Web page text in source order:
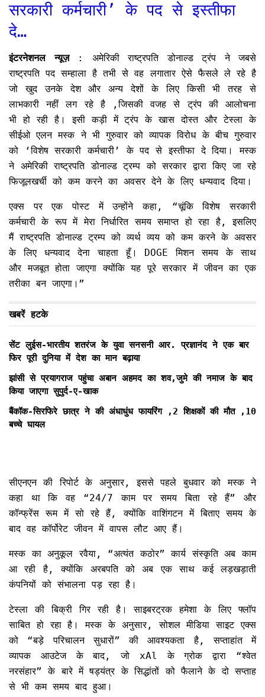
सरकारी कर्मचारी’ के पद से इस्तीफा
दे…
इंटरनेशनल न्यूज़: अमेरिकी राष्ट्रपति डोनाल्ड ट्रंप ने जबसे
राष्ट्रपति पद सम्हाला है तभी से वह लगातार ऐसे फैसले ले रहे है
जो खुद उनके देश और अन्य देशों के लिए किसी भी तरह से
लाभकारी नहीं लग रहे है ,जिसकी वजह से ट्रंप की आलोचना
भी हो रही है। इसी कड़ी में ट्रंप के खास दोस्त और टेस्ला के
सीईओ एलन मस्क ने भी गुरुवार को व्यापक विरोध के बीच गुरुवार
को ‘विशेष सरकारी कर्मचारी’ के पद से इस्तीफा दे दिया। मस्क
ने अमेरिकी राष्ट्रपति डोनाल्ड ट्रम्प को सरकार द्वारा किए जा रहे
फिजूलखर्ची को कम करने का अवसर देने के लिए धन्यवाद दिया।
एक्स पर एक पोस्ट में उन्होंने कहा, “चूंकि विशेष सरकारी
कर्मचारी के रूप में मेरा निर्धारित समय समाप्त हो रहा है, इसलिए
मैं राष्ट्रपति डोनाल्ड ट्रम्प को व्यर्थ व्यय को कम करने के अवसर
के लिए धन्यवाद देना चाहता हूँ। DOGE मिशन समय के साथ
और मजबूत होता जाएगा क्योंकि यह पूरे सरकार में जीवन का एक
तरीका बन जाएगा।”
खबरें हटके
सेंट लुईस-भारतीय शतरंज के युवा सनसनी आर. प्रज्ञानंद ने एक बार
फिर पूरी दुनिया में देश का मान बढ़ाया
झांसी से प्रयागराज पहुंचा अबान अहमद का शव,जुमे की नमाज के बाद
किया जाएगा सुपुर्द-ए-खाक
बैंकॉक-सिरफिरे छात्र ने की अंधाधुंध फायरिंग ,2 शिक्षकों की मौत ,10
बच्चे घायल
सीएनएन की रिपोर्ट के अनुसार, इससे पहले बुधवार को मस्क ने
कहा था कि वह “24/7 काम पर समय बिता रहे हैं” और
कॉन्फ्रेंस रूम में सो रहे हैं, क्योंकि वाशिंगटन में बिताए समय के
बाद वह कॉर्पोरेट जीवन में वापस लौट आए हैं।
मस्क का अनुकूल रवैया, “अत्यंत कठोर” कार्य संस्कृति अब काम
आ रही है, क्योंकि अरबपति को अब एक साथ कई लड़खड़ाती
कंपनियों को संभालना पड़ रहा है।
टेस्ला की बिक्री गिर रही है। साइबरट्रक हमेशा के लिए फ्लॉप
साबित हो रहा है। मस्क के अनुसार, सोशल मीडिया साइट एक्स
को “बड़े परिचालन सुधारों” की आवश्यकता है, सप्ताहांत में
व्यापक आउटेज के बाद, जो xAl के ग्रोक द्वारा “श्वेत
नरसंहार” के बारे में षड्यंत्र के सिद्धांतों को फैलाने के दो सप्ताह
से भी कम समय बाद हुआ।